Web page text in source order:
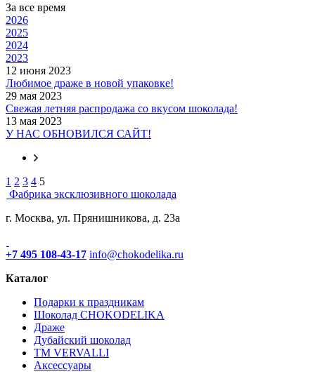
За все время
2026
2025
2024
2023
12 июня 2023
Любимое драже в новой упаковке!
29 мая 2023
Свежая летняя распродажа со вкусом шоколада!
13 мая 2023
У НАС ОБНОВИЛСЯ САЙТ!
1 2 3 4 5
Фабрика эксклюзивного шоколада
г. Москва, ул. Прянишникова, д. 23а
+7 495 108-43-17 info@chokodelika.ru
Каталог
Подарки к праздникам
Шоколад CHOKODELIKA
Драже
Дубайский шоколад
ТМ VERVALLI
Аксессуары